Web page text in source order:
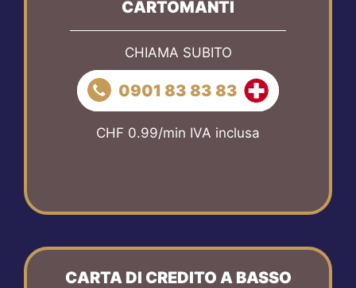
CARTOMANTI
CHIAMA SUBITO
0901 83 83 83
CHF 0.99/min IVA inclusa
CARTA DI CREDITO A BASSO